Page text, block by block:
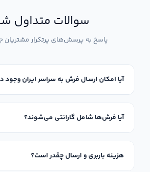
سوالات متداول
پاسخ به پرسش‌های پرتکرار مشتریان
آیا امکان ارسال فرش به سراسر ایران وجود
آیا فرش‌ها شامل گارانتی می‌شوند؟
هزینه باربری و ارسال چقدر است؟